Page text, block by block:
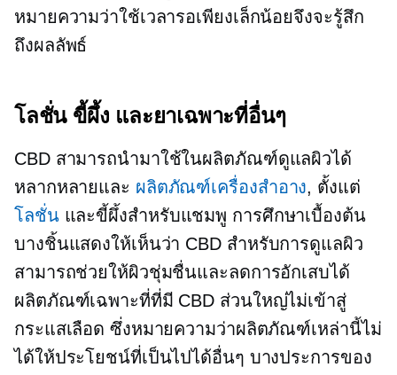
หมายความว่าใช้เวลารอเพียงเล็กน้อยจึงจะรู้สึก
ถึงผลลัพธ์
โลชั่น ขี้ผึ้ง และยาเฉพาะที่อื่นๆ
CBD สามารถนำมาใช้ในผลิตภัณฑ์ดูแลผิวได้
หลากหลายและ ผลิตภัณฑ์เครื่องสำอาง, ตั้งแต่
โลชั่นและขี้ผึ้งสำหรับแชมพู การศึกษาเบื้องต้น
บางชิ้นแสดงให้เห็นว่า CBD สำหรับการดูแลผิว
สามารถช่วยให้ผิวชุ่มชื่นและลดการอักเสบได้
ผลิตภัณฑ์เฉพาะที่ที่มี CBD ส่วนใหญ่ไม่เข้าสู่
กระแสเลือด ซึ่งหมายความว่าผลิตภัณฑ์เหล่านี้ไม่
ได้ให้ประโยชน์ที่เป็นไปได้อื่นๆ บางประการของ